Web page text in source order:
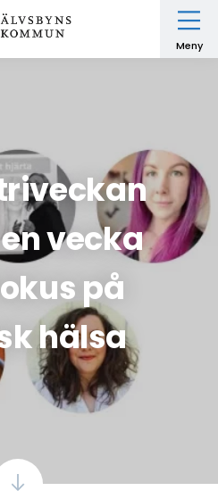
Meny
vecka
på
hälsa